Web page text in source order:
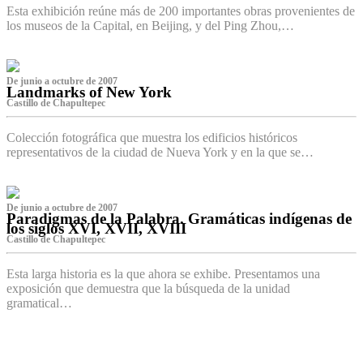
Esta exhibición reúne más de 200 importantes obras provenientes de
los museos de la Capital, en Beijing, y del Ping Zhou,…
De junio a octubre de 2007
Landmarks of New York
Castillo de Chapultepec
Colección fotográfica que muestra los edificios históricos
representativos de la ciudad de Nueva York y en la que se…
De junio a octubre de 2007
Paradigmas de la Palabra. Gramáticas indígenas de
los siglos XVI, XVII, XVIII
Castillo de Chapultepec
Esta larga historia es la que ahora se exhibe. Presentamos una
exposición que demuestra que la búsqueda de la unidad
gramatical…